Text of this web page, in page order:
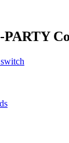
PARTY